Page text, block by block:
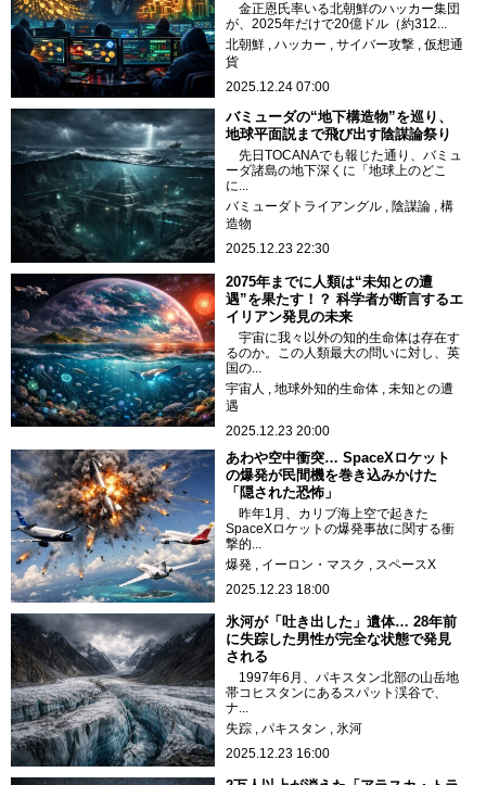
金正恩氏率いる北朝鮮のハッカー集団
が、2025年だけで20億ドル（約312...
北朝鮮
ハッカー サイバー攻撃
仮想通
貨
2025.12.24 07:00
バミューダの“地下構造物”を巡り、
地球平面説まで飛び出す陰謀論祭り
先日TOCANAでも報じた通り、バミュ
ーダ諸島の地下深くに「地球上のどこ
に...
バミューダトライアングル
陰謀論
構
造物
2025.12.23 22:30
2075年までに人類は“未知との遭
遇”を果たす！？ 科学者が断言するエ
イリアン発見の未来
宇宙に我々以外の知的生命体は存在す
るのか。この人類最大の問いに対し、英
国の...
宇宙人
地球外知的生命体
未知との遭
遇
2025.12.23 20:00
あわや空中衝突… SpaceXロケット
の爆発が民間機を巻き込みかけた
「隠された恐怖」
昨年1月、カリブ海上空で起きた
SpaceXロケットの爆発事故に関する衝
撃的...
爆発
イーロン・マスク
スペースX
2025.12.23 18:00
氷河が「吐き出した」遺体… 28年前
に失踪した男性が完全な状態で発見
される
1997年6月、パキスタン北部の山岳地
帯コヒスタンにあるスパット渓谷で、
ナ...
失踪
パキスタン
氷河
2025.12.23 16:00